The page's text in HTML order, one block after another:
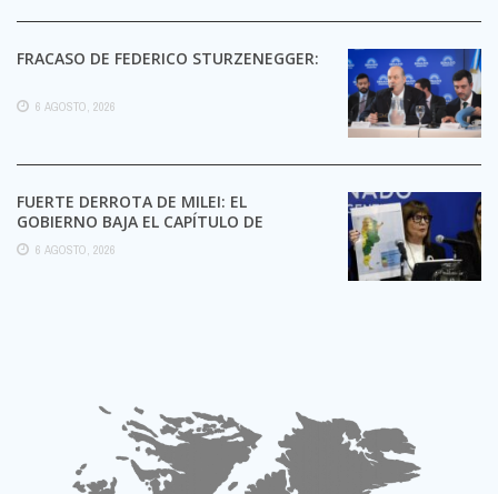
FRACASO DE FEDERICO STURZENEGGER:
6 AGOSTO, 2026
FUERTE DERROTA DE MILEI: EL
GOBIERNO BAJA EL CAPÍTULO DE
EXTRANJERIZACIÓN DE TIERRAS
6 AGOSTO, 2026